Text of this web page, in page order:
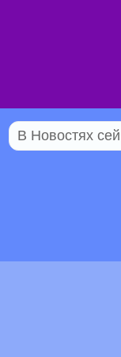
В Новостях